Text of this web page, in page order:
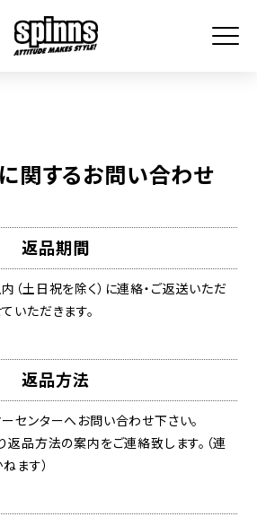
関するお問い合わせ
返品期間
土日祝を除く）に連絡・ご返送いただ
いただきます。
返品方法
センターへお問い合わせ下さい。
返品方法の案内をご連絡致します。（連
ます）